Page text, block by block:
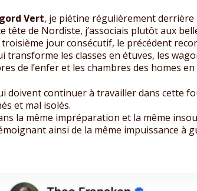
Vert, je piétine régulièrement derrière
de Nordiste, j’associais plutôt aux
jour consécutif, le précédent
les classes en étuves, les
de l’enfer et les chambres des homes
doivent continuer à travailler dans cette
et mal isolés.
la même impréparation et la même
ainsi de la même impuissance à